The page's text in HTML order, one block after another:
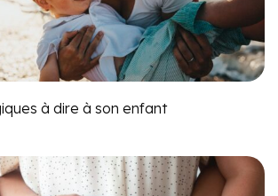
à dire à son enfant